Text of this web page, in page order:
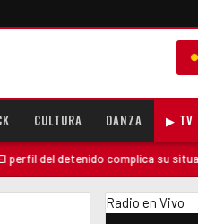
CULTURA DANZA ▶ TV
del detenido complica su
Radio en Vivo